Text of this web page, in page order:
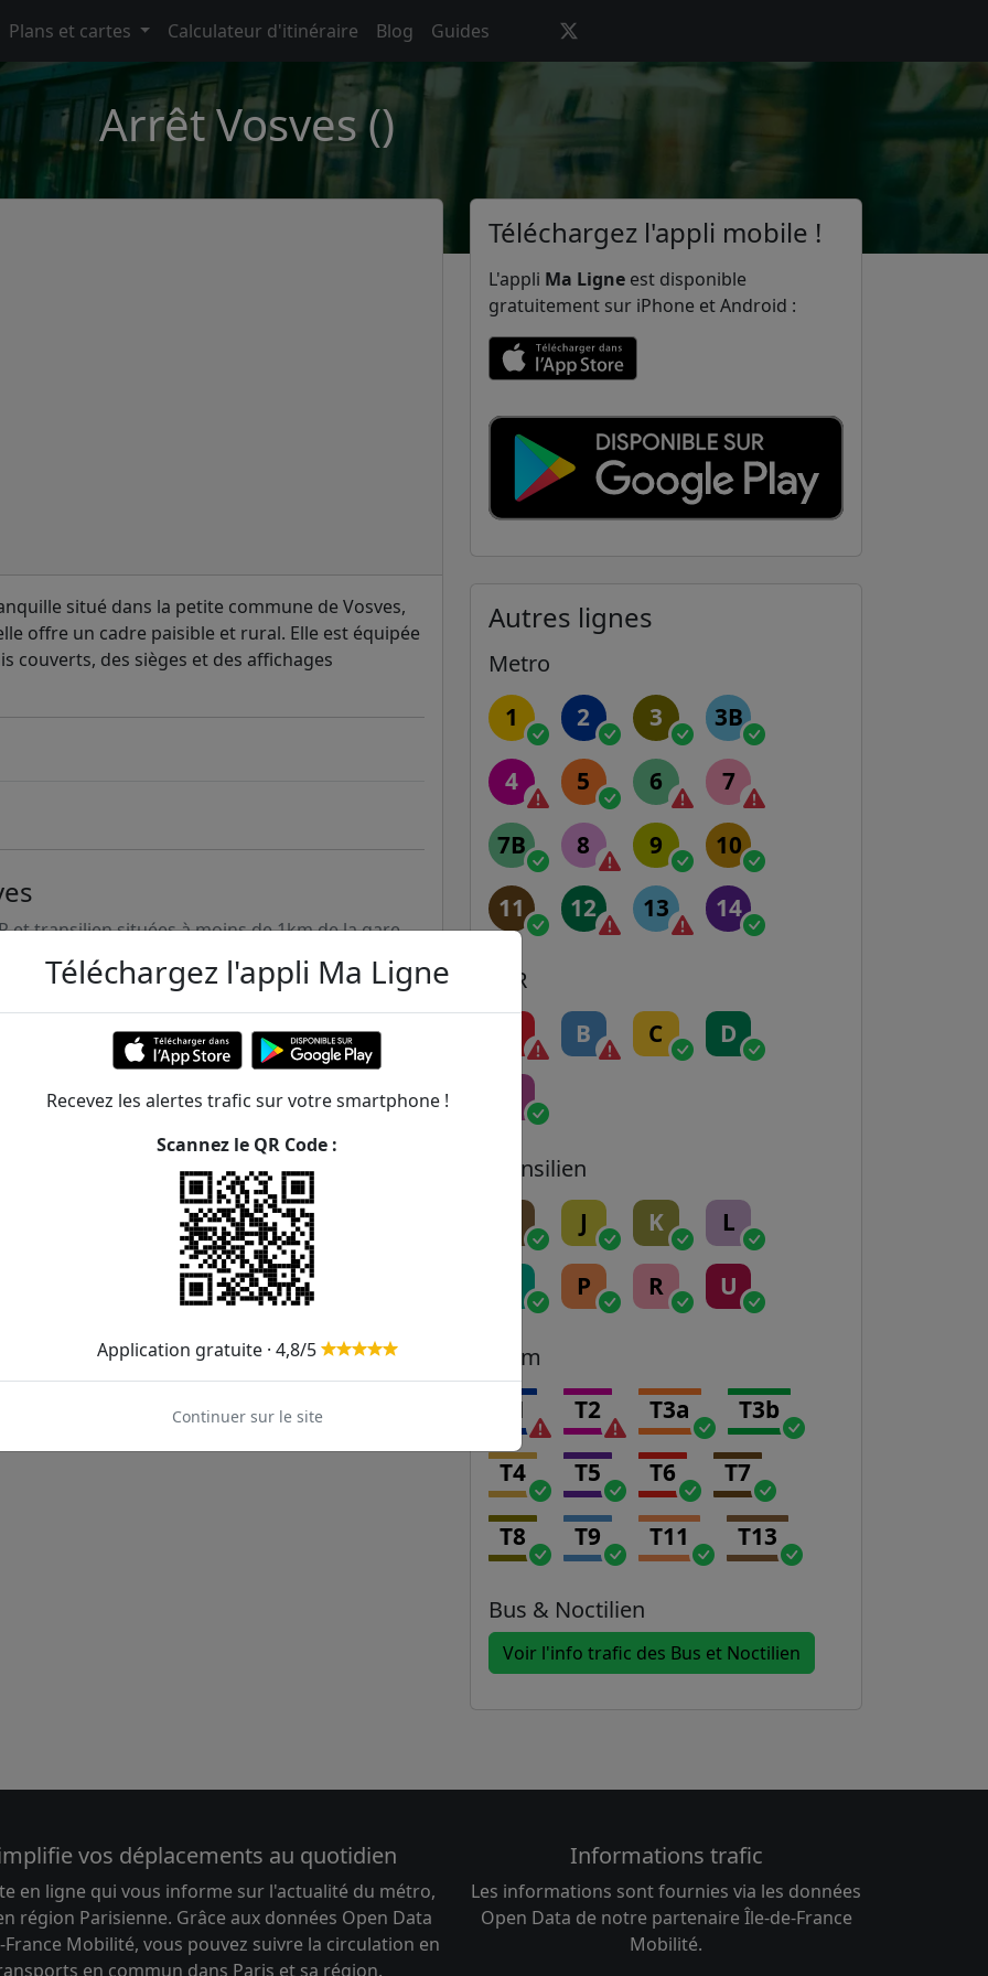
Plans et cartes Calculateur d'itinéraire Blog Guides
Arrêt Vosves ()
situé dans la petite commune de Vosves,
offre un cadre paisible et rural. Elle est équipée
couverts, des sièges et des affichages
et transilien situées à moins de 1km de la gare
Téléchargez l'appli mobile !
L'appli Ma Ligne est disponible
gratuitement sur iPhone et Android :
Autres lignes
Metro
1 2 3 3B
4 5 6 7
7B 8 9 10
11 12 13 14
RER
B C D
Transilien
J K L
P R U
Tram
T1 T2 T3a T3b
T4 T5 T6 T7
T8 T9 T11 T13
Bus & Noctilien
Voir l'info trafic des Bus et Noctilien
vos déplacements au quotidien
en ligne qui vous informe sur l'actualité du métro,
région Parisienne. Grâce aux données Open Data
Mobilité, vous pouvez suivre la circulation en
en commun dans Paris et sa région.
Informations trafic
Les informations sont fournies via les données
Open Data de notre partenaire Île-de-France
Mobilité.
Téléchargez l'appli Ma Ligne
Recevez les alertes trafic sur votre smartphone !
Scannez le QR Code :
Application gratuite · 4,8/5
Continuer sur le site